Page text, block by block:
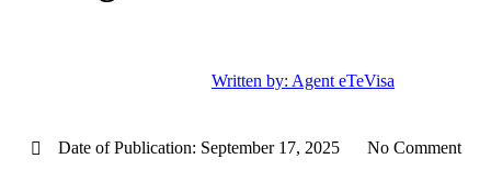
Written by: Agent eTeVisa
Date of Publication: September 17, 2025 No Comment